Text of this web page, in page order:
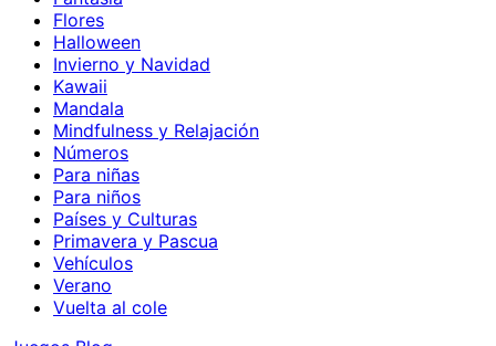
Flores
Halloween
Invierno y Navidad
Kawaii
Mandala
Mindfulness y Relajación
Números
Para niñas
Para niños
Países y Culturas
Primavera y Pascua
Vehículos
Verano
Vuelta al cole